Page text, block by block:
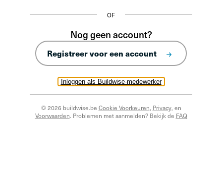
Inloggen als Buildwise-medewerker
OF
Nog geen account?
Registreer voor een account
© 2026 buildwise.be Cookie Voorkeuren, Privacy, en
Voorwaarden. Problemen met aanmelden? Bekijk de FAQ